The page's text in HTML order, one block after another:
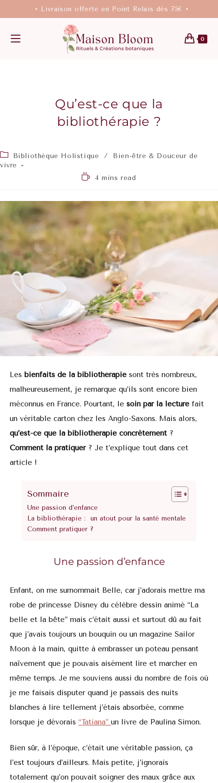
• Livraison offerte en Point Relais dès 75€ •
0
Qu’est-ce que la
bibliothérapie ?
Bibliothèque Holistique /
Bien-être & Douceur de
vivre
4 mins read
Les bienfaits de la bibliothérapie sont très nombreux,
malheureusement, je remarque qu’ils sont encore bien
méconnus en France. Pourtant, le soin par la lecture fait
un véritable carton chez les Anglo-Saxons. Mais alors,
qu’est-ce que la bibliothérapie concrètement?
Comment la pratiquer? Je t’explique tout dans cet
article !
Sommaire
Une passion d’enfance
La bibliothérapie : un atout pour la santé mentale
Comment pratiquer ?
Une passion d’enfance
Enfant, on me surnommait Belle, car j’adorais mettre ma
robe de princesse Disney du célèbre dessin animé “La
belle et la bête” mais c’était aussi et surtout dû au fait
que j’avais toujours un bouquin ou un magazine Sailor
Moon à la main, quitte à embrasser un poteau pensant
naïvement que je pouvais aisément lire et marcher en
même temps. Je me souviens aussi du nombre de fois où
je me faisais disputer quand je passais des nuits
blanches à lire tellement j’étais absorbée, comme
lorsque je dévorais “Tatiana” un livre de Paulina Simon.
Bien sûr, à l’époque, c’était une véritable passion, ça
l’est toujours d’ailleurs. Mais petite, j’ignorais
totalement qu’on pouvait soigner des maux grâce aux